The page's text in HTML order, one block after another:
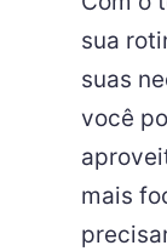
sua
suas
você
mais